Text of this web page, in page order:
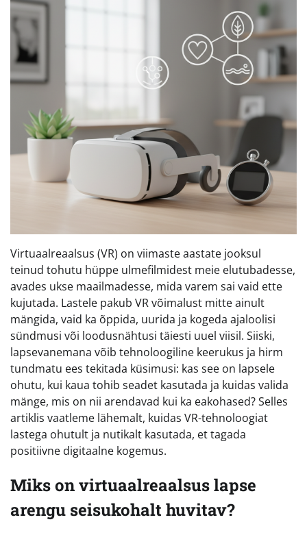
Virtuaalreaalsus (VR) on viimaste aastate jooksul
teinud tohutu hüppe ulmefilmidest meie elutubadesse,
avades ukse maailmadesse, mida varem sai vaid ette
kujutada. Lastele pakub VR võimalust mitte ainult
mängida, vaid ka õppida, uurida ja kogeda ajaloolisi
sündmusi või loodusnähtusi täiesti uuel viisil. Siiski,
lapsevanemana võib tehnoloogiline keerukus ja hirm
tundmatu ees tekitada küsimusi: kas see on lapsele
ohutu, kui kaua tohib seadet kasutada ja kuidas valida
mänge, mis on nii arendavad kui ka eakohased? Selles
artiklis vaatleme lähemalt, kuidas VR-tehnoloogiat
lastega ohutult ja nutikalt kasutada, et tagada
positiivne digitaalne kogemus.
Miks on virtuaalreaalsus lapse
arengu seisukohalt huvitav?